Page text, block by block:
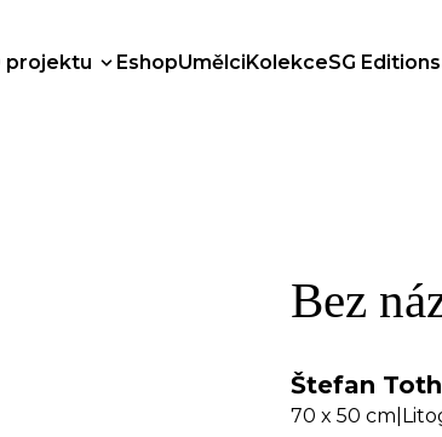
projektu EshopUmělciKolekceSG
Bez
Štefan Toth
70 x 50 cm